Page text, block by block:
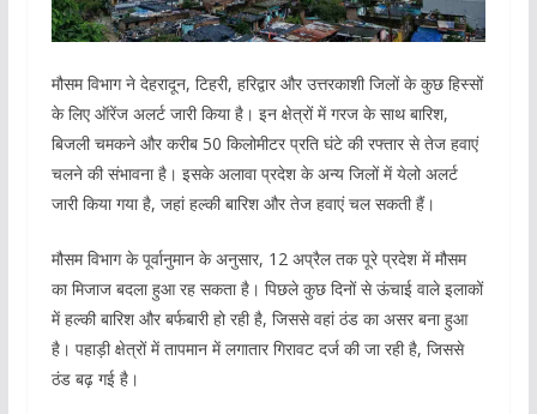
मौसम विभाग ने देहरादून, टिहरी, हरिद्वार और उत्तरकाशी जिलों के कुछ हिस्सों
के लिए ऑरेंज अलर्ट जारी किया है। इन क्षेत्रों में गरज के साथ बारिश,
बिजली चमकने और करीब 50 किलोमीटर प्रति घंटे की रफ्तार से तेज हवाएं
चलने की संभावना है। इसके अलावा प्रदेश के अन्य जिलों में येलो अलर्ट
जारी किया गया है, जहां हल्की बारिश और तेज हवाएं चल सकती हैं।
मौसम विभाग के पूर्वानुमान के अनुसार, 12 अप्रैल तक पूरे प्रदेश में मौसम
का मिजाज बदला हुआ रह सकता है। पिछले कुछ दिनों से ऊंचाई वाले इलाकों
में हल्की बारिश और बर्फबारी हो रही है, जिससे वहां ठंड का असर बना हुआ
है। पहाड़ी क्षेत्रों में तापमान में लगातार गिरावट दर्ज की जा रही है, जिससे
ठंड बढ़ गई है।